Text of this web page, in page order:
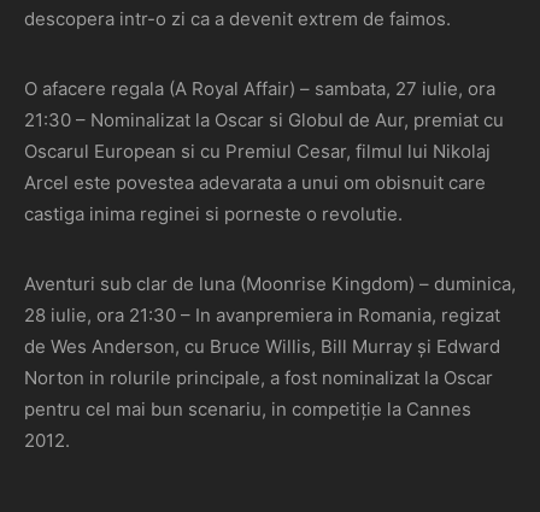
descopera intr-o zi ca a devenit extrem de faimos.
O afacere regala (A Royal Affair) – sambata, 27 iulie, ora
21:30 – Nominalizat la Oscar si Globul de Aur, premiat cu
Oscarul European si cu Premiul Cesar, filmul lui Nikolaj
Arcel este povestea adevarata a unui om obisnuit care
castiga inima reginei si porneste o revolutie.
Aventuri sub clar de luna (Moonrise Kingdom) – duminica,
28 iulie, ora 21:30 – In avanpremiera in Romania, regizat
de Wes Anderson, cu Bruce Willis, Bill Murray și Edward
Norton in rolurile principale, a fost nominalizat la Oscar
pentru cel mai bun scenariu, in competiție la Cannes
2012.